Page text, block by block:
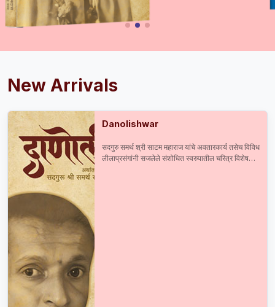
New Arrivals
Danolishwar
सदगुरु समर्थ श्री साटम महाराज यांचे अवतारकार्य तसेच विविध
लीलाप्रसंगांनी सजलेले संशोधित स्वरुपातील चरित्र विशेष